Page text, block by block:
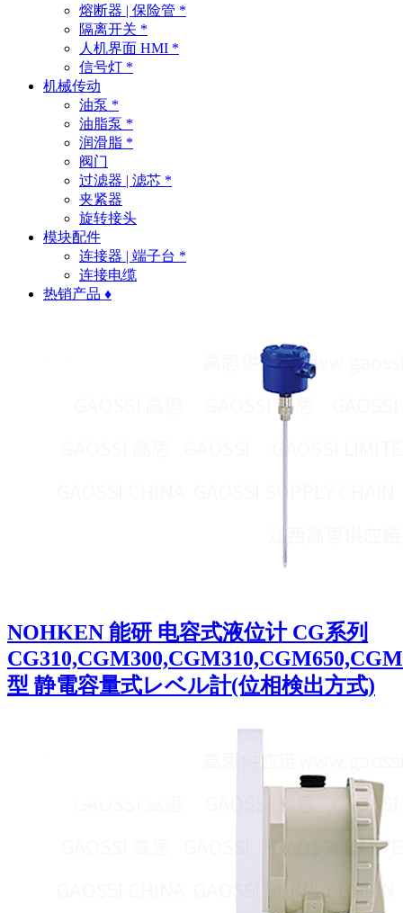
熔断器 | 保险管 *
隔离开关 *
人机界面 HMI *
信号灯 *
机械传动
油泵 *
油脂泵 *
润滑脂 *
阀门
过滤器 | 滤芯 *
夹紧器
旋转接头
模块配件
连接器 | 端子台 *
连接电缆
热销产品 ♦
NOHKEN 能研 电容式液位计 CG系列
型 静電容量式レベル計(位相検出方式)